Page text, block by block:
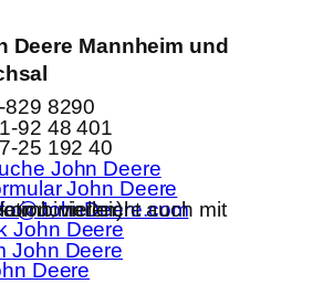
Deere Mannheim und
829 8290
92 48 401
25 192 40
John Deere
John Deere
mit „contact“ kombinieren)
John Deere
John Deere
Deere